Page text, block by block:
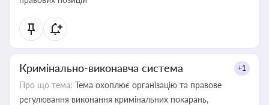
Кримінально-виконавча система +1
Про що тема: Тема охоплює організацію та правове
регулювання виконання кримінальних покарань,